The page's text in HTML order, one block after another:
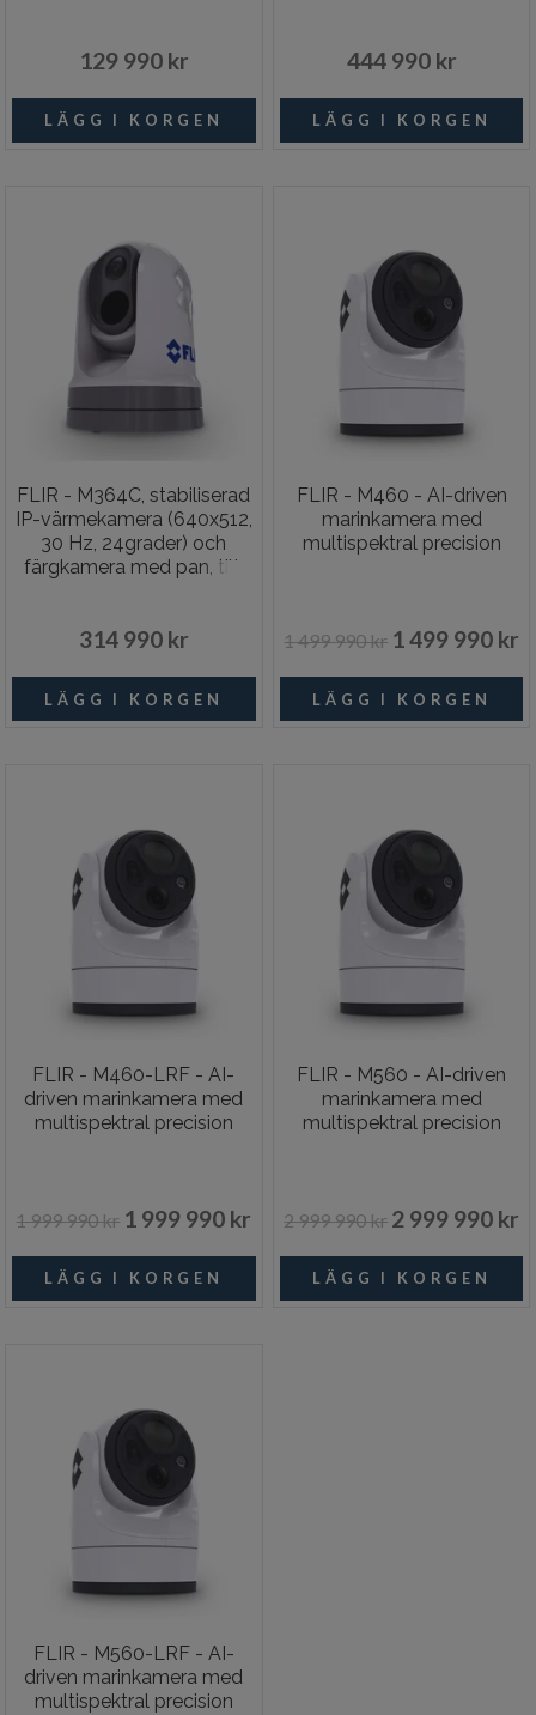
129 990 kr 444 990 kr
FLIR - M364C, stabiliserad
IP-värmekamera (640x512,
30 Hz, 24grader) och
färgkamera med pan, tilt,
314 990 kr
FLIR - M460 - AI-driven
marinkamera med
multispektral precision
1 499 990 kr 1 499 990 kr
FLIR - M460-LRF - AI-
driven marinkamera med
multispektral precision
1 999 990 kr 1 999 990 kr
FLIR - M560 - AI-driven
marinkamera med
multispektral precision
2 999 990 kr 2 999 990 kr
FLIR - M560-LRF - AI-
driven marinkamera med
multispektral precision